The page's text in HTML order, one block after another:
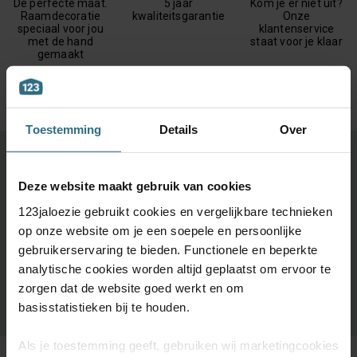
Toestemming Details Over
Deze website maakt gebruik van cookies
123jaloezie gebruikt cookies en vergelijkbare technieken
op onze website om je een soepele en persoonlijke
gebruikerservaring te bieden. Functionele en beperkte
analytische cookies worden altijd geplaatst om ervoor te
zorgen dat de website goed werkt en om
basisstatistieken bij te houden.
Als je toestemming geeft, gebruiken wij marketingcookies
De perfecte maat.
Raamdecoratie
speciaal voor jou
met de hand
gemaakt
5 jaar
kwaliteitsgarantie
Kom je er niet uit?
Onze
klantenservice
staat voor je klaar
Grootste keuze uit diverse materialen en kleuren.
Bestel tot maximaal 6 GRATIS monsters
Vandaag vóór 12:00 besteld is morgen in huis
BESTEL GRATIS MONSTERS